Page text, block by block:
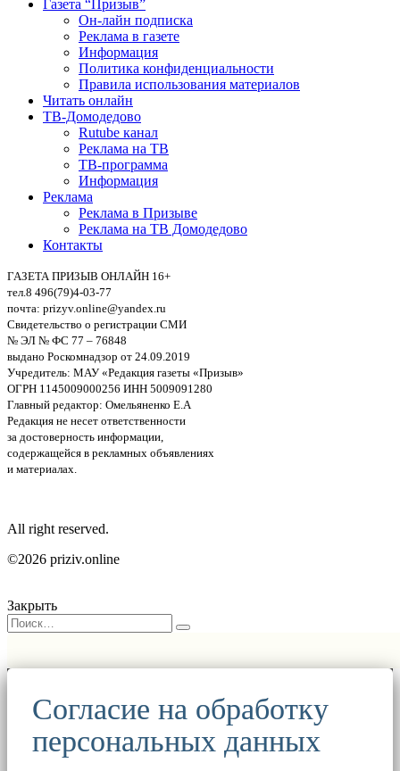
Газета “Призыв”
Он-лайн подписка
Реклама в газете
Информация
Политика конфиденциальности
Правила использования материалов
Читать онлайн
ТВ-Домодедово
Rutube канал
Реклама на ТВ
ТВ-программа
Информация
Реклама
Реклама в Призыве
Реклама на ТВ Домодедово
Контакты
ГАЗЕТА ПРИЗЫВ ОНЛАЙН 16+
тел.8 496(79)4-03-77
почта: prizyv.online@yandex.ru
Свидетельство о регистрации СМИ
№ ЭЛ № ФС 77 – 76848
выдано Роскомнадзор от 24.09.2019
Учредитель: МАУ «Редакция газеты «Призыв»
ОГРН 1145009000256 ИНН 5009091280
Главный редактор: Омельяненко Е.А
Редакция не несет ответственности
за достоверность информации,
содержащейся в рекламных объявлениях
и материалах.
All right reserved.
©2026 priziv.online
Закрыть
Согласие на обработку
персональных данных